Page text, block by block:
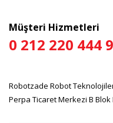
Müşteri Hizmetleri
0 212 220 444 9
Robotzade Robot
Perpa Ticaret Merkezi B Blok